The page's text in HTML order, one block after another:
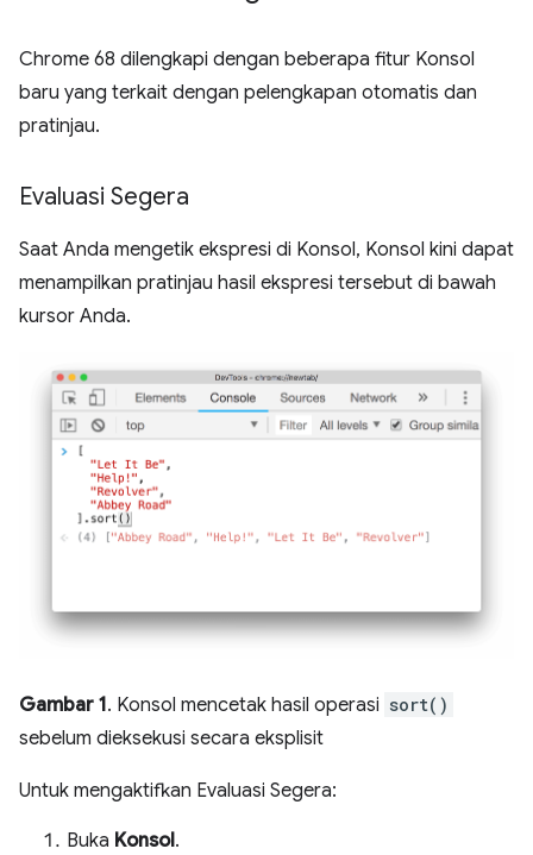
Chrome 68 dilengkapi dengan beberapa fitur Konsol
baru yang terkait dengan pelengkapan otomatis dan
pratinjau.
Evaluasi Segera
Saat Anda mengetik ekspresi di Konsol, Konsol kini dapat
menampilkan pratinjau hasil ekspresi tersebut di bawah
kursor Anda.
Gambar 1. Konsol mencetak hasil operasi sort()
sebelum dieksekusi secara eksplisit
Untuk mengaktifkan Evaluasi Segera:
Buka Konsol.